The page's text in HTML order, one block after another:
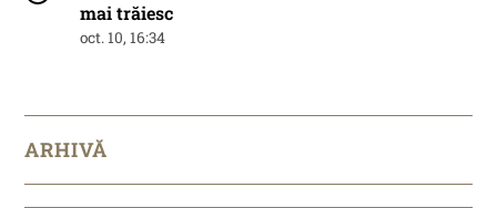
mai trăiesc
oct. 10, 16:34
ARHIVĂ
Arhivă